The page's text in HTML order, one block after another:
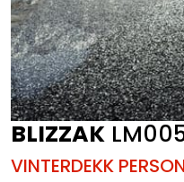
BLIZZAK
VINTERDEKK